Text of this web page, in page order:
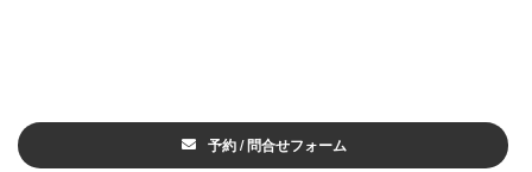
予約 / 問合せフォーム